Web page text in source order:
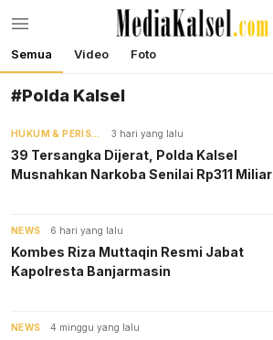
mediakalsel.com
Berita Update Banua
Semua Video Foto
#Polda Kalsel
HUKUM & PERISTIWA 3 hari yang lalu
39 Tersangka Dijerat, Polda Kalsel
Musnahkan Narkoba Senilai Rp311 Miliar
NEWS 6 hari yang lalu
Kombes Riza Muttaqin Resmi Jabat
Kapolresta Banjarmasin
NEWS 4 minggu yang lalu